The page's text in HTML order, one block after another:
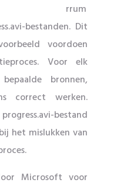
rrum
bestanden. Dit
voordoen
Voor elk
bronnen,
correct werken.
bestand
het mislukken van
Microsoft voor